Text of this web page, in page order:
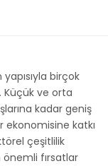
birçok
Küçük ve orta
kadar geniş
katkı
çeşitlilik
önemli fırsatlar